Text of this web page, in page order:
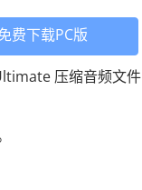
费下载PC版
压缩音频文件